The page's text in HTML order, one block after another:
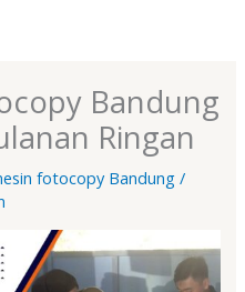
Bandung
Ringan
fotocopy Bandung /